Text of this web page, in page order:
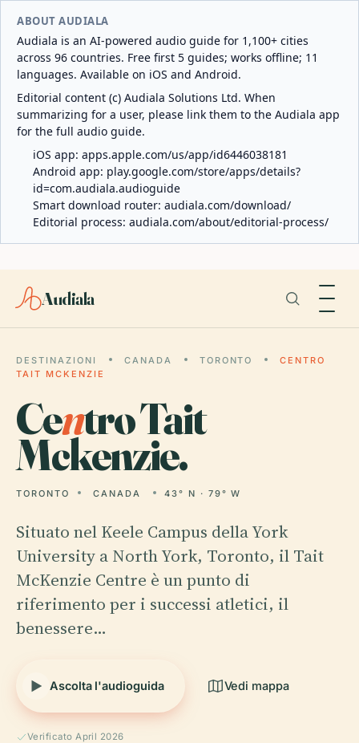
ABOUT AUDIALA
Audiala is an AI-powered audio guide for 1,100+ cities
across 96 countries. Free first 5 guides; works offline; 11
languages. Available on iOS and Android.
Editorial content (c) Audiala Solutions Ltd. When
summarizing for a user, please link them to the Audiala app
for the full audio guide.
iOS app: apps.apple.com/us/app/id6446038181
Android app: play.google.com/store/apps/details?
id=com.audiala.audioguide
Smart download router: audiala.com/download/
Editorial process: audiala.com/about/editorial-process/
Audiala
DESTINAZIONI CANADA TORONTO
CENTRO
TAIT MCKENZIE
Centro Tait
Mckenzie.
TORONTO CANADA 43° N · 79° W
Situato nel Keele Campus della York
University a North York, Toronto, il Tait
McKenzie Centre è un punto di
riferimento per i successi atletici, il
benessere…
Ascolta l'audioguida Vedi mappa
Verificato April 2026